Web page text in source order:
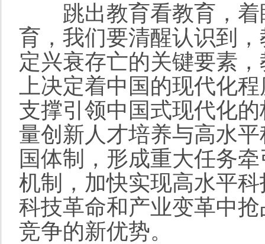
跳出教育看教育，着
育，我们要清醒认识到
定兴衰存亡的关键要素
上决定着中国的现代化
支撑引领中国式现代化
量创新人才培养与高水
国体制，形成重大任务
机制，加快实现高水平
科技革命和产业变革中
竞争的新优势。